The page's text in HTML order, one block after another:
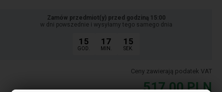
Zamów przedmiot(y) przed godziną 15:00
w dni powszednie i wysyłamy tego samego dnia
15
GOD.
17
MIN.
15
SEK.
Ceny zawierają podatek VAT
517,00PLN